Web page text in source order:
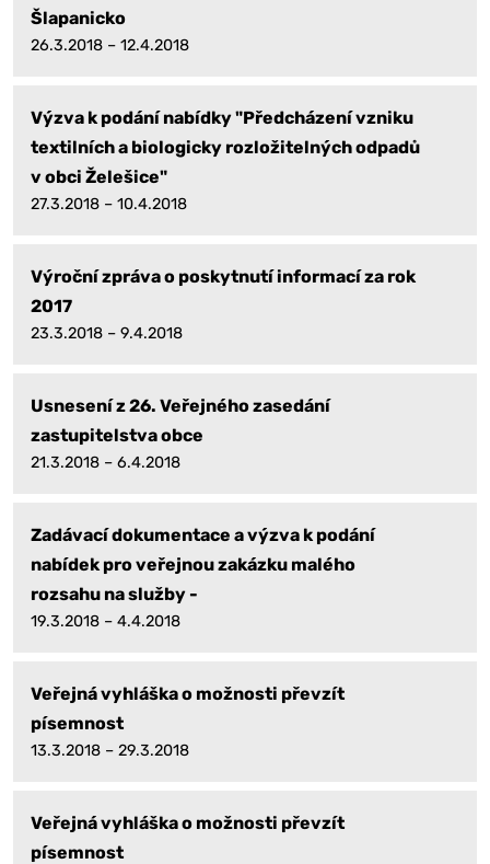
Šlapanicko
26.3.2018 – 12.4.2018
Výzva k podání nabídky "Předcházení vzniku
textilních a biologicky rozložitelných odpadů
v obci Želešice"
27.3.2018 – 10.4.2018
Výroční zpráva o poskytnutí informací za rok
2017
23.3.2018 – 9.4.2018
Usnesení z 26. Veřejného zasedání
zastupitelstva obce
21.3.2018 – 6.4.2018
Zadávací dokumentace a výzva k podání
nabídek pro veřejnou zakázku malého
rozsahu na služby -
19.3.2018 – 4.4.2018
Veřejná vyhláška o možnosti převzít
písemnost
13.3.2018 – 29.3.2018
Veřejná vyhláška o možnosti převzít
písemnost